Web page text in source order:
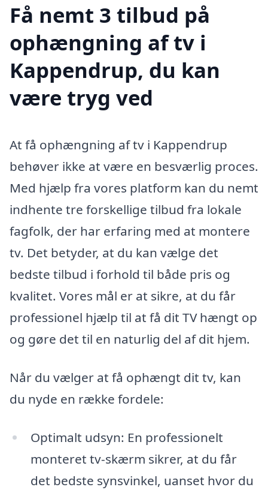
Få nemt 3 tilbud på
ophængning af tv i
Kappendrup, du kan
være tryg ved
At få ophængning af tv i Kappendrup
behøver ikke at være en besværlig proces.
Med hjælp fra vores platform kan du nemt
indhente tre forskellige tilbud fra lokale
fagfolk, der har erfaring med at montere
tv. Det betyder, at du kan vælge det
bedste tilbud i forhold til både pris og
kvalitet. Vores mål er at sikre, at du får
professionel hjælp til at få dit TV hængt op
og gøre det til en naturlig del af dit hjem.
Når du vælger at få ophængt dit tv, kan
du nyde en række fordele:
Optimalt udsyn: En professionelt
monteret tv-skærm sikrer, at du får
det bedste synsvinkel, uanset hvor du